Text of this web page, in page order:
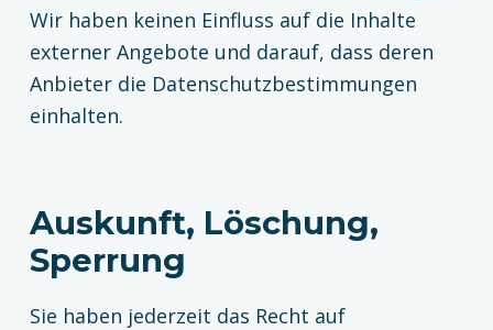
Wir haben keinen Einfluss auf die Inhalte
externer Angebote und darauf, dass deren
Anbieter die Datenschutzbestimmungen
einhalten.
Auskunft, Löschung,
Sperrung
Sie haben jederzeit das Recht auf